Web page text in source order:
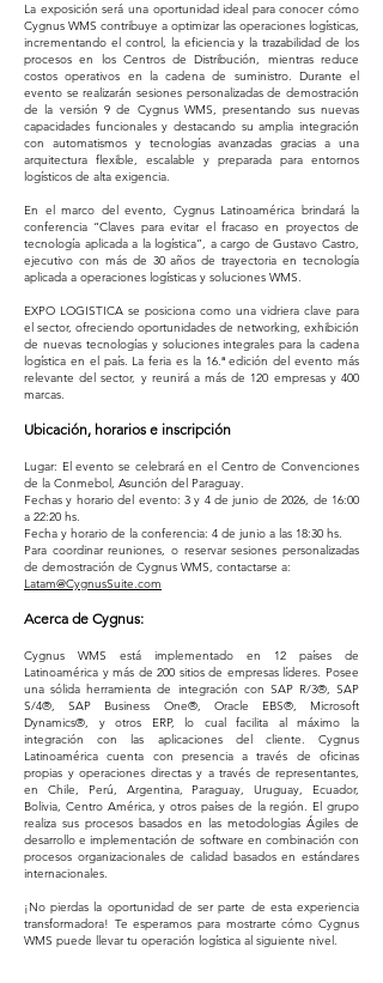
La exposición será una oportunidad ideal para conocer cómo
Cygnus WMS contribuye a optimizar las operaciones logísticas,
incrementando el control, la eficiencia y la trazabilidad de los
procesos en los Centros de Distribución, mientras reduce
costos operativos en la cadena de suministro. Durante el
evento se realizarán sesiones personalizadas de demostración
de la versión 9 de Cygnus WMS, presentando sus nuevas
capacidades funcionales y destacando su amplia integración
con automatismos y tecnologías avanzadas gracias a una
arquitectura flexible, escalable y preparada para entornos
logísticos de alta exigencia.
En el marco del evento, Cygnus Latinoamérica brindará la
conferencia “Claves para evitar el fracaso en proyectos de
tecnología aplicada a la logística”, a cargo de Gustavo Castro,
ejecutivo con más de 30 años de trayectoria en tecnología
aplicada a operaciones logísticas y soluciones WMS.
EXPO LOGISTICA se posiciona como una vidriera clave para
el sector, ofreciendo oportunidades de networking, exhibición
de nuevas tecnologías y soluciones integrales para la cadena
logística en el país. La feria es la 16.ª edición del evento más
relevante del sector, y reunirá a más de 120 empresas y 400
marcas.
Ubicación, horarios e inscripción
Lugar: El evento se celebrará en el Centro de Convenciones
de la Conmebol, Asunción del Paraguay.
Fechas y horario del evento: 3 y 4 de junio de 2026, de 16:00
a 22:20 hs.
Fecha y horario de la conferencia: 4 de junio a las 18:30 hs.
Para coordinar reuniones, o reservar sesiones personalizadas
de demostración de Cygnus WMS, contactarse a:
Latam@CygnusSuite.com
Acerca de Cygnus:
Cygnus WMS está implementado en 12 países de
Latinoamérica y más de 200 sitios de empresas líderes. Posee
una sólida herramienta de integración con SAP R/3®, SAP
S/4®, SAP Business One®, Oracle EBS®, Microsoft
Dynamics®, y otros ERP, lo cual facilita al máximo la
integración con las aplicaciones del cliente. Cygnus
Latinoamérica cuenta con presencia a través de oficinas
propias y operaciones directas y a través de representantes,
en Chile, Perú, Argentina, Paraguay, Uruguay, Ecuador,
Bolivia, Centro América, y otros países de la región. El grupo
realiza sus procesos basados en las metodologías Ágiles de
desarrollo e implementación de software en combinación con
procesos organizacionales de calidad basados en estándares
internacionales.
¡No pierdas la oportunidad de ser parte de esta experiencia
transformadora! Te esperamos para mostrarte cómo Cygnus
WMS puede llevar tu operación logística al siguiente nivel.